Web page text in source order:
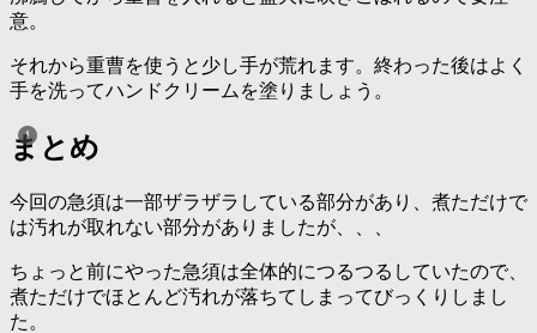
意。
それから重曹を使うと少し手が荒れます。終わった後はよく
手を洗ってハンドクリームを塗りましょう。
まとめ
今回の急須は一部ザラザラしている部分があり、煮ただけで
は汚れが取れない部分がありましたが、、、
ちょっと前にやった急須は全体的につるつるしていたので、
煮ただけでほとんど汚れが落ちてしまってびっくりしまし
た。